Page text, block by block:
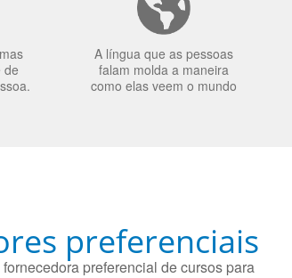
de
A língua que as pessoas
falam molda a maneira
como elas veem o mundo
preferenciais
preferencial de cursos para